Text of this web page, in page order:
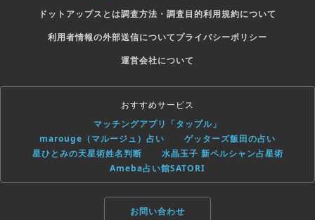
ドットアップスとは調査方法・調査目的利用規約について
利用者情報の外部送信についてプライバシーポリシー
運営会社について
おすすめサービス
マッチングアプリ「タップル」
marouge（マルージュ）占い
ゲッターズ飯田の占い
星ひとみの天星術姓名判断
水晶玉子 新ペルシャン占星術
Ameba占い館SATORI
お問い合わせ